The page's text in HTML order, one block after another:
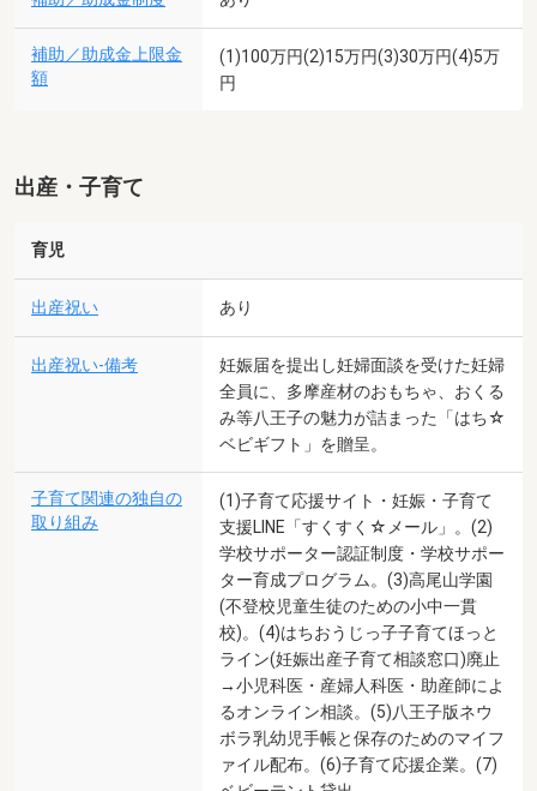
補助／助成金上限金
額
(1)100万円(2)15万円(3)30万円(4)5万
円
出産・子育て
育児
出産祝い あり
出産祝い-備考
妊娠届を提出し妊婦面談を受けた妊婦
全員に、多摩産材のおもちゃ、おくる
み等八王子の魅力が詰まった「はち☆
ベビギフト」を贈呈。
子育て関連の独自の
取り組み
(1)子育て応援サイト・妊娠・子育て
支援LINE「すくすく☆メール」。(2)
学校サポーター認証制度・学校サポー
ター育成プログラム。(3)高尾山学園
(不登校児童生徒のための小中一貫
校)。(4)はちおうじっ子子育てほっと
ライン(妊娠出産子育て相談窓口)廃止
→小児科医・産婦人科医・助産師によ
るオンライン相談。(5)八王子版ネウ
ボラ乳幼児手帳と保存のためのマイフ
ァイル配布。(6)子育て応援企業。(7)